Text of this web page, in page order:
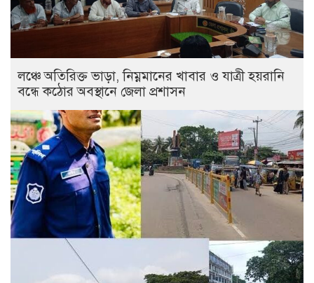
লঞ্চে অতিরিক্ত ভাড়া, নিম্নমানের খাবার ও যাত্রী হয়রানি
বন্ধে কঠোর অবস্থানে জেলা প্রশাসন